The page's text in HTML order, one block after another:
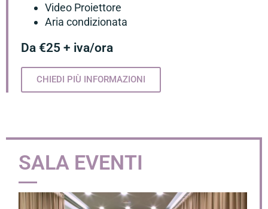
Video Proiettore
Aria condizionata
Da €25 + iva/ora
CHIEDI PIÙ INFORMAZIONI
SALA EVENTI